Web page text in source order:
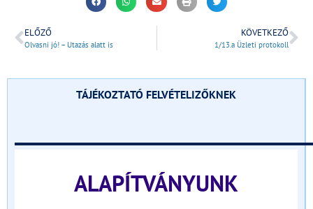
ELŐZŐ
Olvasni jó! – Utazás alatt is
KÖVETKEZŐ
1/13.a Üzleti protokoll
TÁJÉKOZTATÓ FELVÉTELIZŐKNEK
ALAPÍTVÁNYUNK